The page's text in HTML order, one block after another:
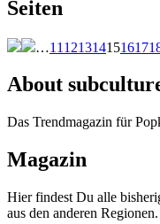
Seiten
…11 121314151617
About
Das Trendmagazin für
Magazin
Hier findest Du alle
aus den anderen Regionen.